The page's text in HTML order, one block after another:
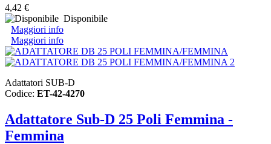
4,42 €
Disponibile
Maggiori info
Maggiori info
Adattatori SUB-D
Codice: ET-42-4270
Adattatore Sub-D 25 Poli Femmina -
Femmina